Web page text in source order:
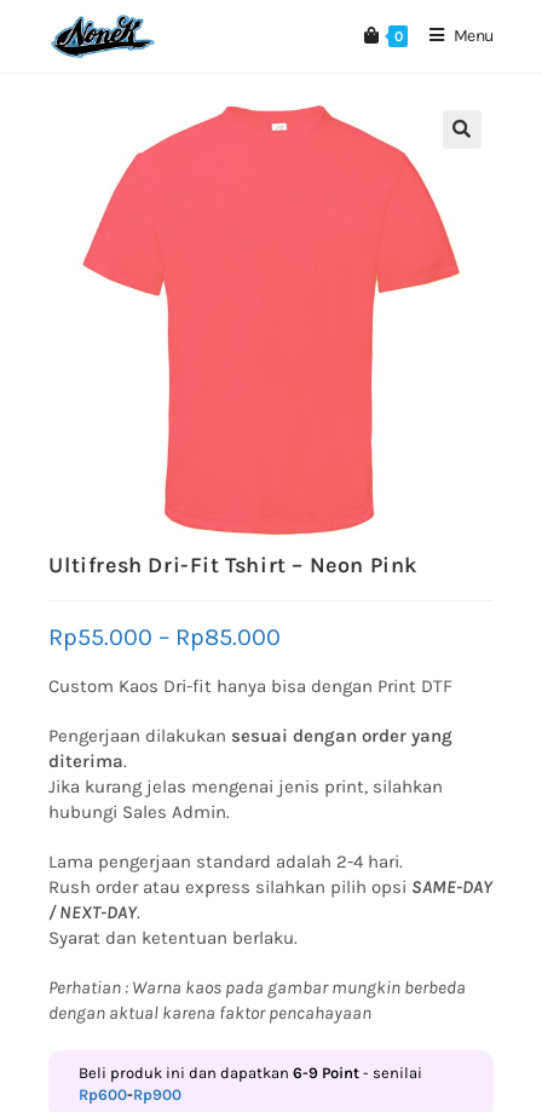
0 Menu
Ultifresh Dri-Fit Tshirt – Neon Pink
Rp55.000 – Rp85.000
Custom Kaos Dri-fit hanya bisa dengan Print DTF
Pengerjaan dilakukan sesuai dengan order yang
diterima.
Jika kurang jelas mengenai jenis print, silahkan
hubungi Sales Admin.
Lama pengerjaan standard adalah 2-4 hari.
Rush order atau express silahkan pilih opsi SAME-DAY
/ NEXT-DAY.
Syarat dan ketentuan berlaku.
Perhatian : Warna kaos pada gambar mungkin berbeda
dengan aktual karena faktor pencahayaan
Beli produk ini dan dapatkan6-9 Point - senilai
Rp600-Rp900